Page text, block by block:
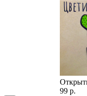
99 р.